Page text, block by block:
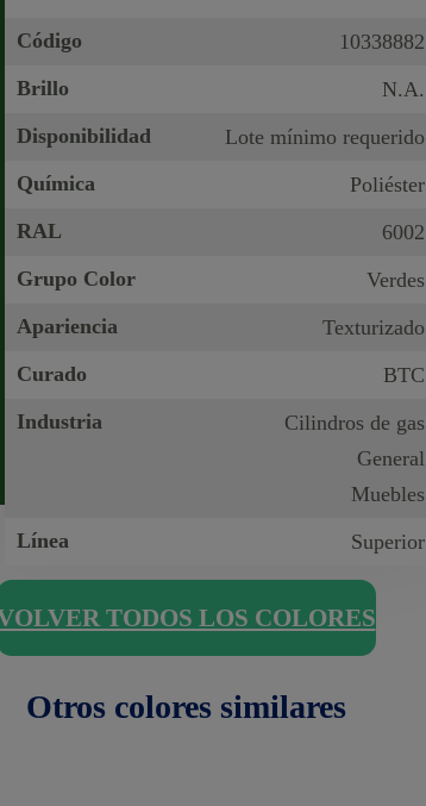
Código
10338882
Brillo
N.A.
Disponibilidad
Lote mínimo requerido
Química
Poliéster
RAL
6002
Grupo Color
Verdes
Apariencia
Texturizado
Curado
BTC
Industria
Cilindros de gas
General
Muebles
Línea
Superior
TODOS LOS COLORES
Otros colores similares